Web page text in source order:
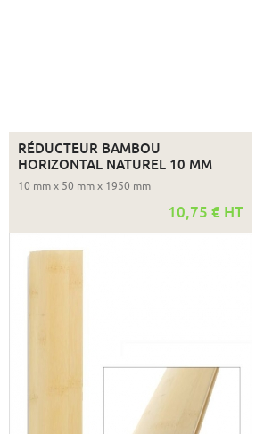
RÉDUCTEUR BAMBOU
HORIZONTAL NATUREL 10 MM
10 mm x 50 mm x 1950 mm
10,75 € HT